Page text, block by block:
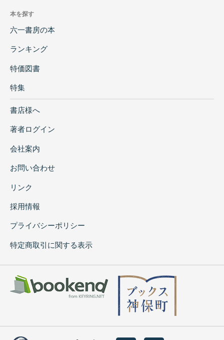
本を探す
六一書房の本
ランキング
特価図書
特集
書店様へ
著者ログイン
会社案内
お問い合わせ
リンク
採用情報
プライバシーポリシー
特定商取引に関する表示